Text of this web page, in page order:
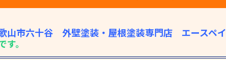
山市六十谷 外壁塗装・屋根塗装専門店 エースペイ
す。